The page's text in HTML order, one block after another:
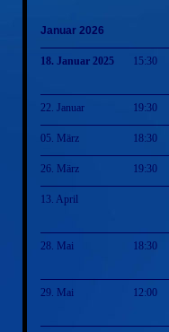
Januar 2026
18. Januar 2025 15:30
22. Januar 19:30
05. März 18:30
26. März 19:30
13. April
28. Mai 18:30
29. Mai 12:00